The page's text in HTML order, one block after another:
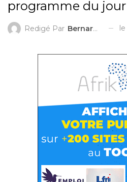
programme du jour
Redigé Par Bernard LAMBERT le